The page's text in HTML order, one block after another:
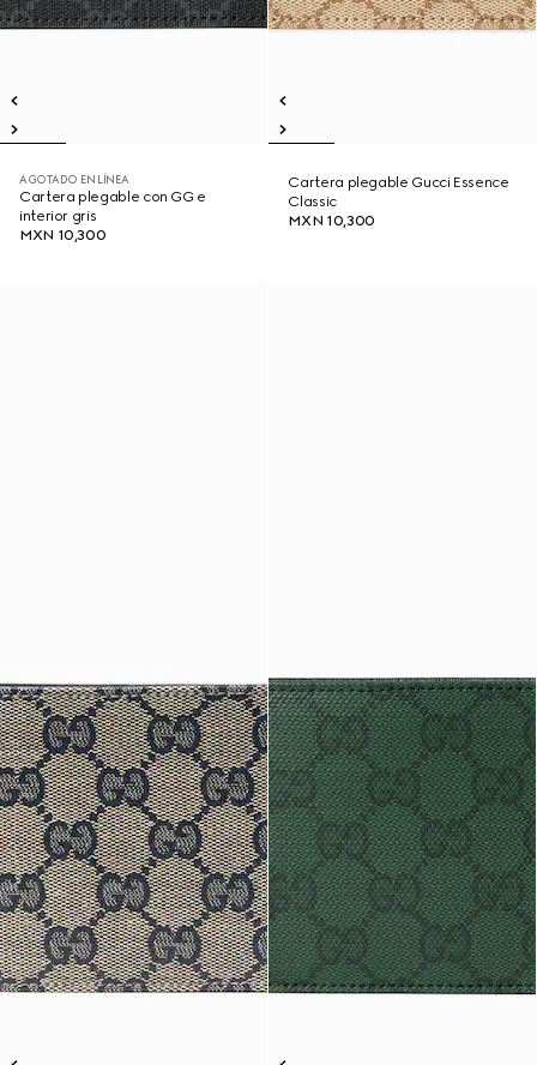
AGOTADO EN LÍNEA
Cartera plegable con GG e
interior gris
MXN 10,300
Cartera plegable Gucci Essence
Classic
MXN 10,300